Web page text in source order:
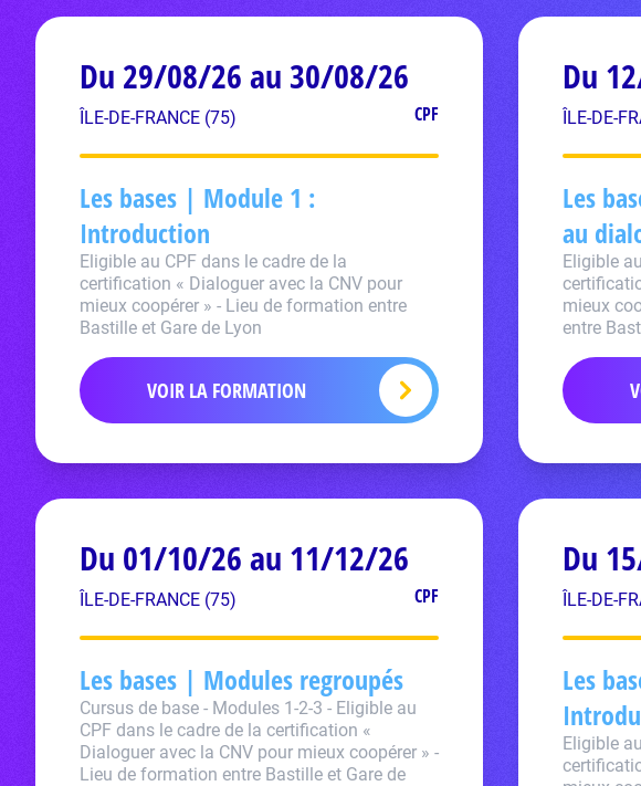
Du 29/08/26 au 30/08/26
ÎLE-DE-FRANCE (75) CPF
Les bases | Module 1 :
Introduction
Eligible au CPF dans le cadre de la
certification « Dialoguer avec la CNV pour
mieux coopérer » - Lieu de formation entre
Bastille et Gare de Lyon
VOIR LA FORMATION
Du
ÎLE-DE-
Les
au
Eligible
mieux
entre
Du 01/10/26 au 11/12/26
ÎLE-DE-FRANCE (75) CPF
Les bases | Modules regroupés
Cursus de base - Modules 1-2-3 - Eligible au
CPF dans le cadre de la certification «
Dialoguer avec la CNV pour mieux coopérer » -
Lieu de formation entre Bastille et Gare de
Du
ÎLE-DE-
Les
Eligible